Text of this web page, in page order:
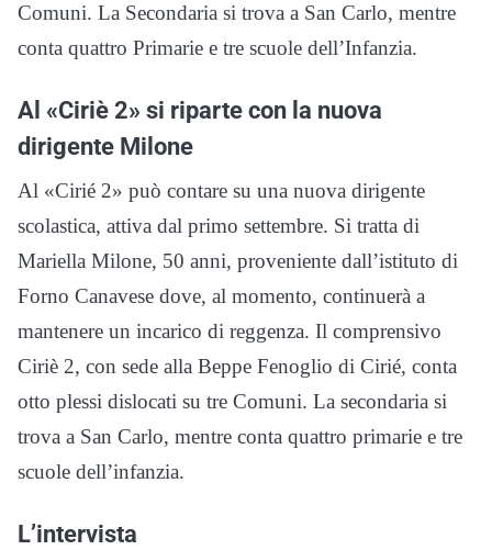
Comuni. La Secondaria si trova a San Carlo, mentre
conta quattro Primarie e tre scuole dell’Infanzia.
Al «Ciriè 2» si riparte con la nuova
dirigente Milone
Al «Cirié 2» può contare su una nuova dirigente
scolastica, attiva dal primo settembre. Si tratta di
Mariella Milone, 50 anni, proveniente dall’istituto di
Forno Canavese dove, al momento, continuerà a
mantenere un incarico di reggenza. Il comprensivo
Ciriè 2, con sede alla Beppe Fenoglio di Cirié, conta
otto plessi dislocati su tre Comuni. La secondaria si
trova a San Carlo, mentre conta quattro primarie e tre
scuole dell’infanzia.
L’intervista